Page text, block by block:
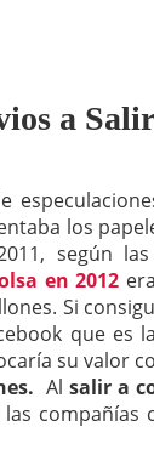
a
los
según
en 2012
Si
que es
su valor
Al salir a
compañías